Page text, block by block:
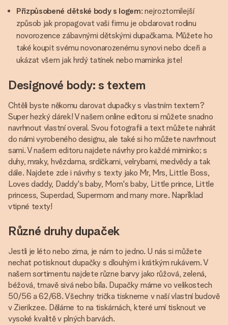
Přizpůsobené dětské body s logem: nejroztomilejší
způsob jak propagovat vaši firmu je obdarovat rodinu
novorozence zábavnými dětskými dupačkama. Můžete ho
také koupit svému novonarozenému synovi nebo dceři a
ukázat všem jak hrdý tatínek nebo maminka jste!
Designové body: s textem
Chtěli byste někomu darovat dupačky s vlastním textem?
Super hezký dárek! V našem online editoru si můžete snadno
navrhnout vlastní overal. Svou fotografii a text můžete nahrát
do námi vyrobeného designu, ale také si ho můžete navrhnout
sami. V našem editoru najdete návrhy pro každé miminko; s
duhy, mraky, hvězdama, srdíčkami, velrybami, medvědy a tak
dále. Najdete zde i návrhy s texty jako Mr, Mrs, Little Boss,
Loves daddy, Daddy's baby, Mom's baby, Little prince, Little
princess, Superdad, Supermom and many more. Naprǐklad
vtipné texty!
Různé druhy dupaček
Jestli je léto nebo zima, je nám to jedno. U nás si můžete
nechat potisknout dupačky s dlouhým i krátkým rukávem. V
našem sortimentu najdete různe barvy jako růžová, zelená,
béžová, tmavě sivá nebo bíla. Dupačky máme vo velikostech
50/56 a 62/68. Všechny trička tiskneme v naší vlastní budově
v Zierikzee. Děláme to na tiskárnách, které umí tisknout ve
vysoké kvalitě v plných barvách.